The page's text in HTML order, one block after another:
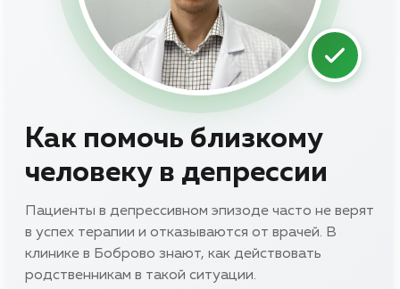
Как помочь близкому
человеку в депрессии
Пациенты в депрессивном эпизоде часто не верят
в успех терапии и отказываются от врачей. В
клинике в Боброво знают, как действовать
родственникам в такой ситуации.